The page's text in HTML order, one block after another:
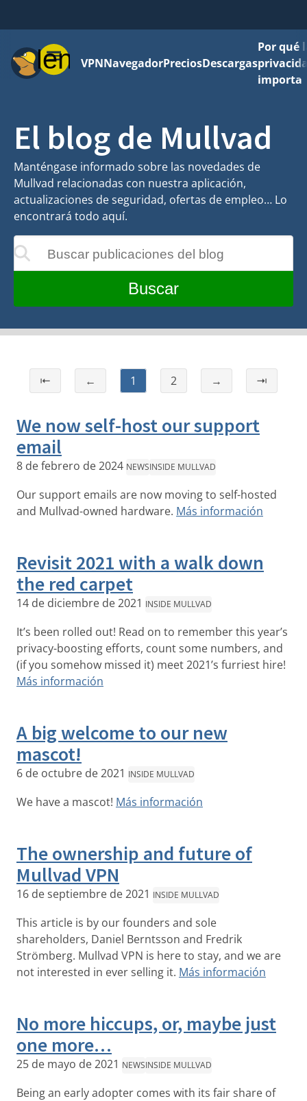
MenúVPNNavegadorPreciosDescargas
Por qué
importa
El blog de Mullvad
Manténgase informado sobre las novedades de
Mullvad relacionadas con nuestra aplicación,
actualizaciones de seguridad, ofertas de empleo… Lo
encontrará todo aquí.
Buscar publicaciones del blog
mientras escribe
Buscar
⇤ ← 1 2 → ⇥
We now self-host our support
email
8 de febrero de 2024 NEWSINSIDE MULLVAD
Our support emails are now moving to self-hosted
and Mullvad-owned hardware. Más información
Revisit 2021 with a walk down
the red carpet
14 de diciembre de 2021 INSIDE MULLVAD
It’s been rolled out! Read on to remember this year’s
privacy-boosting efforts, count some numbers, and
(if you somehow missed it) meet 2021’s furriest hire!
Más información
A big welcome to our new
mascot!
6 de octubre de 2021 INSIDE MULLVAD
We have a mascot! Más información
The ownership and future of
Mullvad VPN
16 de septiembre de 2021 INSIDE MULLVAD
This article is by our founders and sole
shareholders, Daniel Berntsson and Fredrik
Strömberg. Mullvad VPN is here to stay, and we are
not interested in ever selling it. Más información
No more hiccups, or, maybe just
one more…
25 de mayo de 2021 NEWSINSIDE MULLVAD
Being an early adopter comes with its fair share of